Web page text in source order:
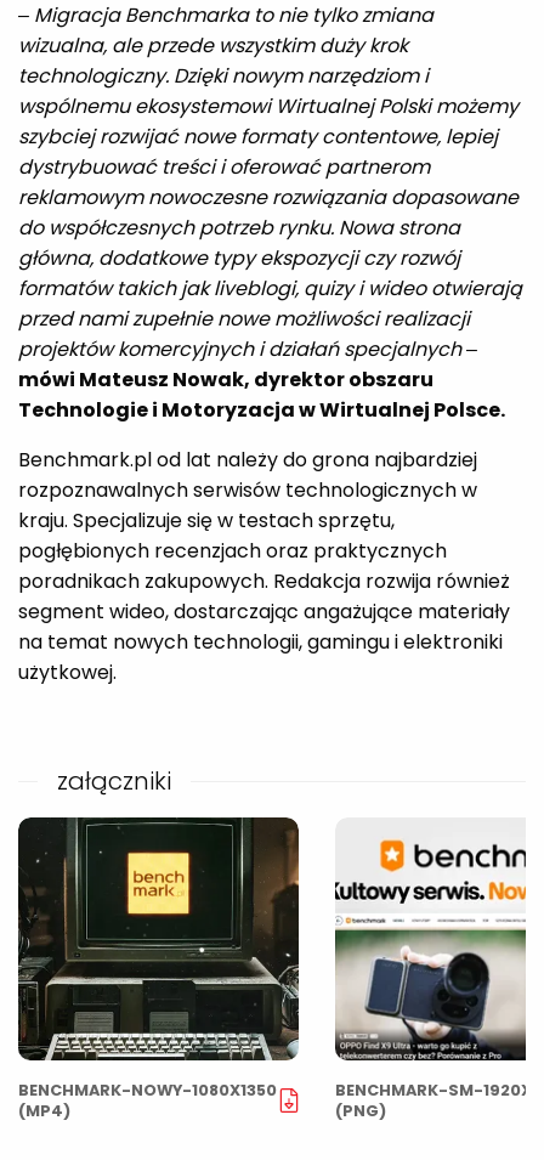
– Migracja Benchmarka to nie tylko zmiana
wizualna, ale przede wszystkim duży krok
technologiczny. Dzięki nowym narzędziom i
wspólnemu ekosystemowi Wirtualnej Polski możemy
szybciej rozwijać nowe formaty contentowe, lepiej
dystrybuować treści i oferować partnerom
reklamowym nowoczesne rozwiązania dopasowane
do współczesnych potrzeb rynku. Nowa strona
główna, dodatkowe typy ekspozycji czy rozwój
formatów takich jak liveblogi, quizy i wideo otwierają
przed nami zupełnie nowe możliwości realizacji
projektów komercyjnych i działań specjalnych–
mówi Mateusz Nowak, dyrektor obszaru
Technologie i Motoryzacja w Wirtualnej Polsce.
Benchmark.pl od lat należy do grona najbardziej
rozpoznawalnych serwisów technologicznych w
kraju. Specjalizuje się w testach sprzętu,
pogłębionych recenzjach oraz praktycznych
poradnikach zakupowych. Redakcja rozwija również
segment wideo, dostarczając angażujące materiały
na temat nowych technologii, gamingu i elektroniki
użytkowej.
załączniki
BENCHMARK-NOWY-1080X1350
(MP4)
BENCHMARK-SM-
(PNG)